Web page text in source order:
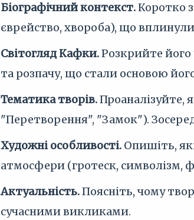
Біографічний контекст. Коротко
єврейство, хвороба), що вплинули
Світогляд Кафки.Розкрийте його
та розпачу, що стали основою
Тематика творів.Проаналізуйте,
"Перетворення", "Замок").
Художні особливості. Опишіть,
атмосфери (гротеск, символізм,
Актуальність.Поясніть, чому
сучасними викликами.